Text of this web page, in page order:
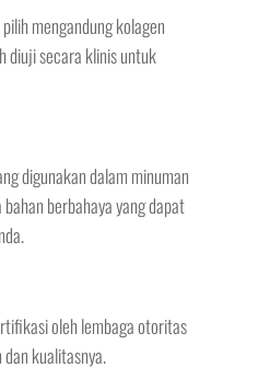
mengandung kolagen
diuji secara klinis untuk
digunakan dalam minuman
berbahaya yang dapat
oleh lembaga otoritas
kualitasnya.